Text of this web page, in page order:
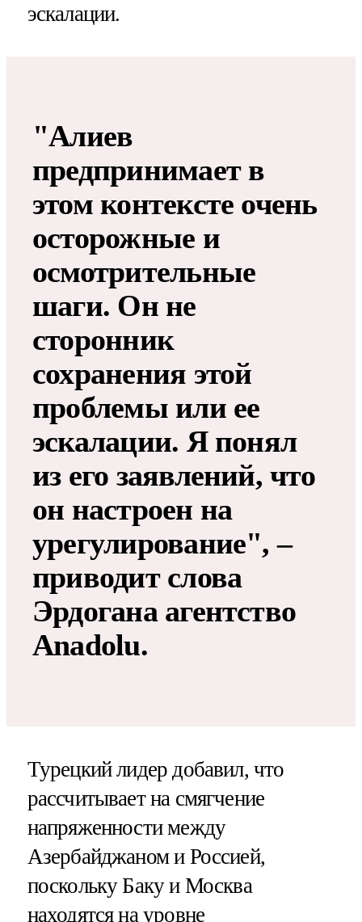
эскалации.
"Алиев
предпринимает в
этом контексте очень
осторожные и
осмотрительные
шаги. Он не
сторонник
сохранения этой
проблемы или ее
эскалации. Я понял
из его заявлений, что
он настроен на
урегулирование", –
приводит слова
Эрдогана агентство
Anadolu.
Турецкий лидер добавил, что
рассчитывает на смягчение
напряженности между
Азербайджаном и Россией,
поскольку Баку и Москва
находятся на уровне